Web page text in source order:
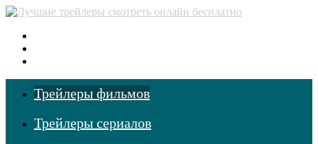
Трейлеры фильмов
Трейлеры сериалов